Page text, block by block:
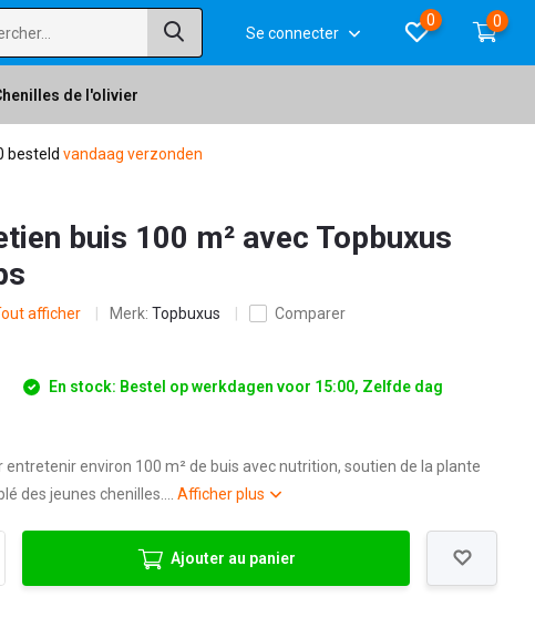
Se connecter
0 0
de l'olivier
besteld vandaag verzonden
buis 100 m² avec Topbuxus
afficher Merk:Topbuxus Comparer
En stock: Bestel op werkdagen voor 15:00, Zelfde dag
entretenir environ 100 m² de buis avec nutrition, soutien de la plante
des jeunes chenilles....Afficher plus
Ajouter au panier